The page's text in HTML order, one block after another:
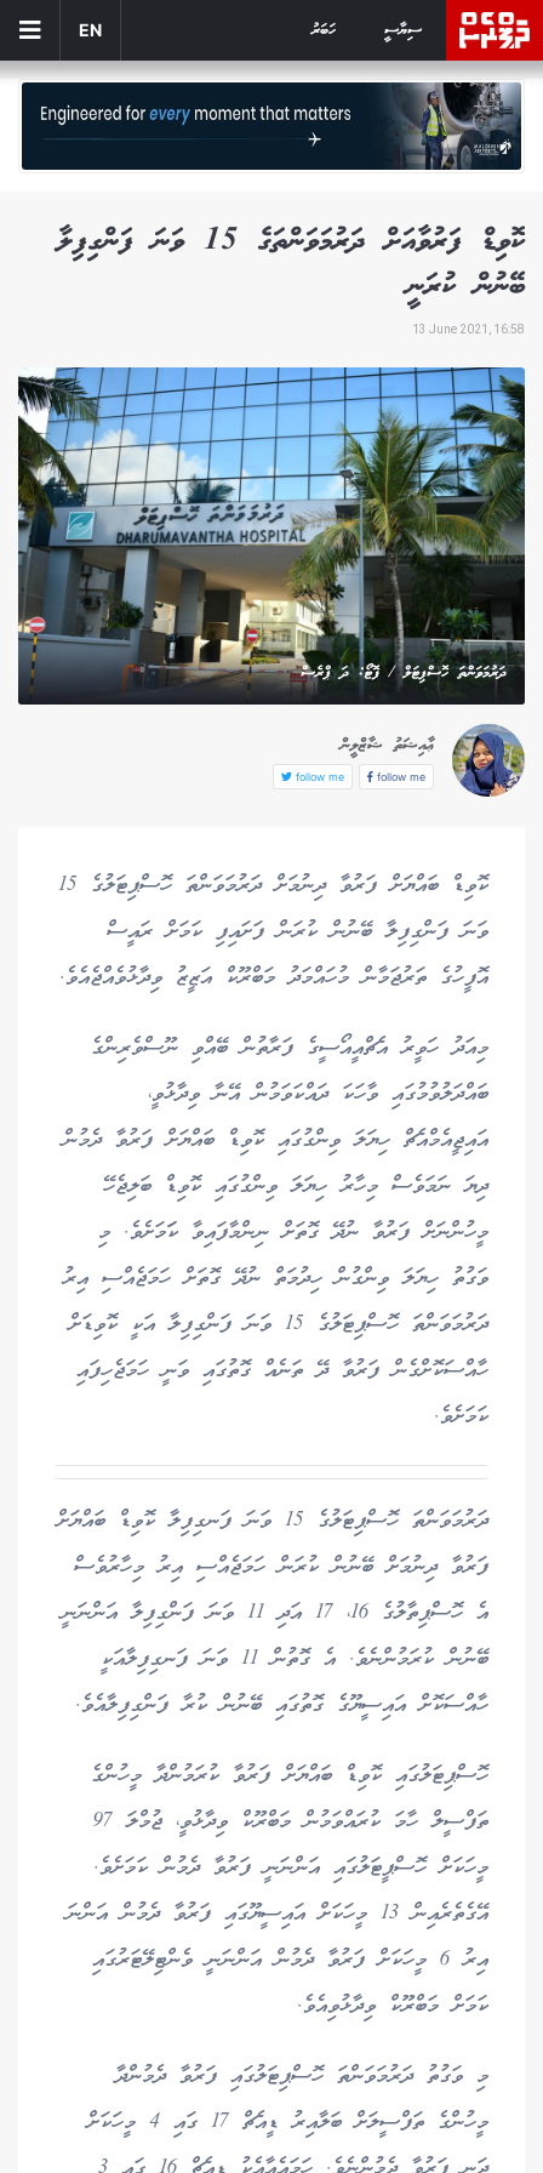
ސިޔާސީ ހަބަރު EN
ކޮވިޑް ފަރުވާއަށް ދަރުމަވަންތަގެ 15 ވަނަ ފަންގިފިލާ
ބޭނުން ކުރަނީ
13 June 2021, 16:58
ދަރުމަވަންތަ ހޮސްޕިޓަލް / ފޮޓޯ: ދަ ޕްރެސް
ޢާއިޝަތު ޝާޒްލީން
follow me
follow me
ކޮވިޑް ބައްޔަށް ފަރުވާ ދިނުމަށް ދަރުމަވަންތަ ހޮސްޕިޓަލުގެ 15
ވަނަ ފަންގިފިލާ ބޭނުން ކުރަން ފަށައިފި ކަމަށް ރައީސް
އޮފީހުގެ ތަރުޖަމާން މުހައްމަދު މަބްރޫކް އަޒީޒު ވިދާޅުވެއްޖެއެވެ.
މިއަދު ހަވީރު އެޗްއީއޯސީގެ ފަރާތުން ބޭއްވި ނޫސްވެރިންގެ
ބައްދަލުވުމުގައި ވާހަކަ ދައްކަވަމުން އޭނާ ވިދާޅުވީ،
އައިޖީއެމްއެޗް ހިޔަލަ ވިންގުގައި ކޮވިޑް ބައްޔަށް ފަރުވާ ދެމުން
ދިޔަ ނަމަވެސް މިހާރު ހިޔަލަ ވިންގުގައި ކޮވިޑް ބަލިޖެހޭ
މީހުންނަށް ފަރުވާ ނުދޭ ގޮތަށް ނިންމާފައިވާ ކަަމަށެވެ. މި
ވަގުތު ހިޔަލަ ވިންގުން ހިދުމަތް ނުދޭ ގޮތަށް ހަމަޖެއްސި އިރު
ދަރުމަވަންތަ ހޮސްޕިޓަލުގެ 15 ވަނަ ފަންގިފިލާ އަކީ ކޮވިޑަށް
ހާއްސަކޮށްގެން ފަރުވާ ދޭ ތަނެއް ގޮތުގައި ވަނީ ހަމަޖެހިފައި
ކަމަށެވެ.
ދަރުމަވަންތަ ހޮސްޕިޓަލުގެ 15 ވަނަ ފަނގިފިލާ ކޮވިޑް ބައްޔަށް
ފަރުވާ ދިނުމަށް ބޭނުން ކުރަން ހަމަޖެއްސި އިރު މިހާރުވެސް
އެ ހޮސްޕިތާލުގެ 16، 17 އަދި 11 ވަނަ ފަންގިފިލާ އަންނަނީ
ބޭނުން ކުރަމުންނެވެ. އެ ގޮތުން 11 ވަނަ ފަނގިފިލާއަކީ
ހާއްސަކޮށް އައިސީޔޫގެ ގޮތުގައި ބޭނުން ކުރާ ފަންގިފިލާއެވެ.
ހޮސްޕިޓަލުގައި ކޮވިޑް ބައްޔަށް ފަރުވާ ކުރަމުންދާ މީހުންގެ
ތަފްސީލް ހާމަ ކުރައްވަމުން މަބްރޫކް ވިދާޅުވީ، ޖުމްލަ 97
މީހަކަށް ހޮސްޕީޓަލުގައި އަންނަނީ ފަރުވާ ދެމުން ކަމަށެވެ.
އޭގެތެރެއިން 13 މީހަކަށް އައިސީޔޫގައި ފަރުވާ ދެމުން އަންނަ
އިރު 6 މީހަކަށް ފަރުވާ ދެމުން އަންނަނީ ވެންޓިލޭޓަރުގައި
ކަމަށް މަބްރޫކް ވިދާޅުވިއެވެ.
މި ވަގުތު ދަރުމަވަންތަ ހޮސްޕިޓަލުގައި ފަރުވާ ދެމުންދާ
މީހުންގެ ތަފްސީލަށް ބަލާއިރު ޑީއެޗް 17 ގައި 4 މީހަކަށް